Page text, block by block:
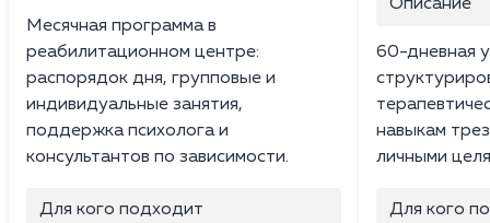
Месячная программа в
реабилитационном центре:
распорядок дня, групповые и
индивидуальные занятия,
поддержка психолога и
консультантов по зависимости.
Для кого подходит
Описание
60-дневная
навыкам
личными
Для кого